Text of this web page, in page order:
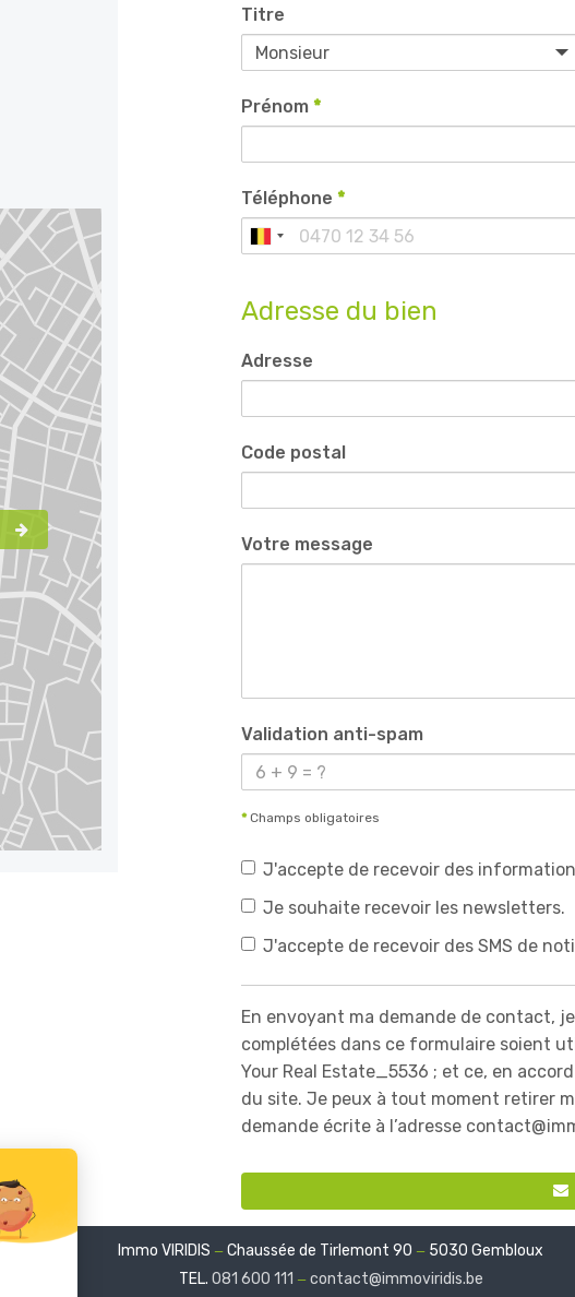
Titre
Prénom*
Téléphone *
Adresse du bien
Adresse
Code postal
Votre message
Validation anti-spam
*Champs obligatoires
J'accepte de recevoir des
Je souhaite recevoir les newsletters.
J'accepte de recevoir des SMS de
En envoyant ma demande de contact,
complétées dans ce formulaire soient
Your Real Estate_5536 ; et ce, en
du site. Je peux à tout moment retirer
demande écrite à l’adresse
Immo VIRIDIS — Chaussée de Tirlemont 90 — 5030 Gembloux
TEL. 081 600 111 — contact@immoviridis.be